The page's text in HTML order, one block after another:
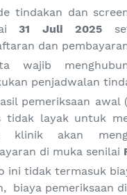
tindakan dan
31 Juli 2025
dan
wajib
penjadwalan
pemeriksaan awal (
tidak layak untuk
klinik akan
di muka senilai
ini tidak termasuk
biaya pemeriksaan